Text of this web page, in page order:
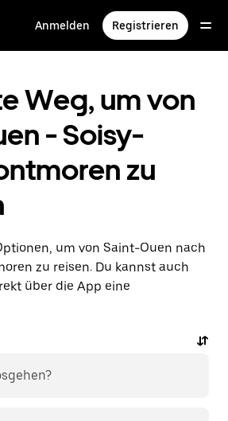
Anmelden Registrieren
Weg, um von
- Soisy-
zu
um von Saint-Ouen nach
zu reisen. Du kannst auch
über die App eine